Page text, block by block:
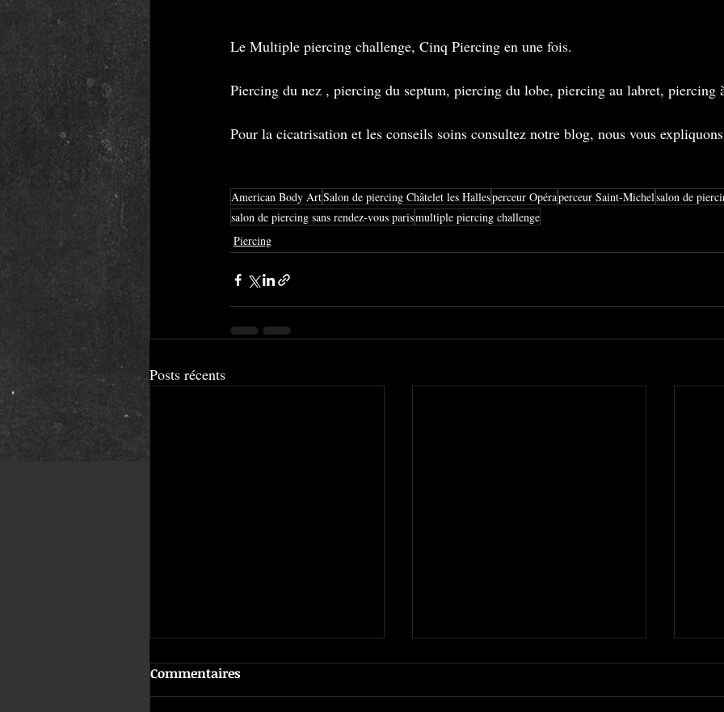
Le Multiple piercing challenge, Cinq Piercing en une fois.
Piercing du nez , piercing du septum, piercing du lobe, piercing au labret, piercing
Pour la cicatrisation et les conseils soins consultez notre blog, nous vous
American Body ArtSalon de piercing Châtelet les Hallesperceur Opéraperceur Saint-Michelsalon de
salon de piercing sans rendez-vous parismultiple piercing challenge
Piercing
Posts récents
Commentaires